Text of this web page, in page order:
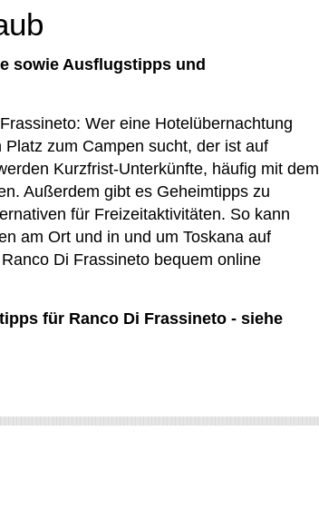
sowie Ausflugstipps und
Wer eine Hotelübernachtung
zum Campen sucht, der ist auf
Kurzfrist-Unterkünfte, häufig mit dem
Außerdem gibt es Geheimtipps zu
für Freizeitaktivitäten. So kann
am Ort und in und um Toskana auf
Di Frassineto bequem online
für Ranco Di Frassineto - siehe